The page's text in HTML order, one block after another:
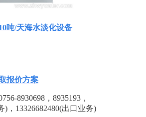
吨/天海水淡化设备
报价方案
8930698，8935193，
)， 13326682480(出口业务)